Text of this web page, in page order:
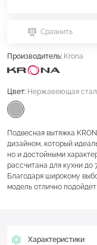
Сравнить
Производитель: Krona
Цвет: Нержавеющая
Подвесная вытяжка
дизайном, который
но и достойными
рассчитана для кухни до
Благодаря широкому
модель отлично
Характеристики